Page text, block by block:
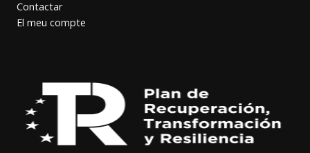
Contactar
El meu compte